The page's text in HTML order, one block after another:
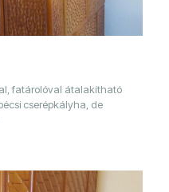
fatárolóval átalakítható
cserépkályha, de